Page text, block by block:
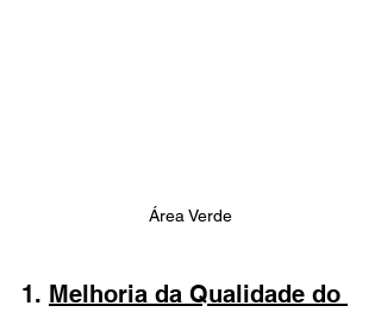
Área Verde
1. Melhoria da Qualidade do